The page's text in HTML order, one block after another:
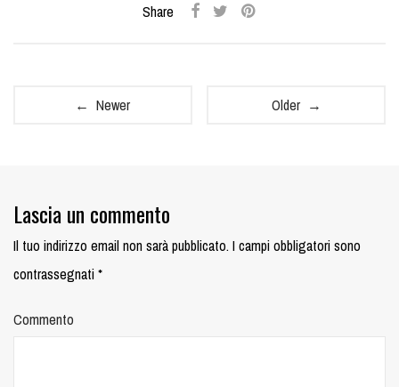
Share
← Newer Older →
Lascia un commento
Il tuo indirizzo email non sarà pubblicato.I campi obbligatori sono
contrassegnati*
Commento